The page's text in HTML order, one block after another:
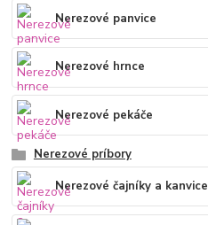
Nerezové panvice
Nerezové hrnce
Nerezové pekáče
Nerezové príbory
Nerezové čajníky a kanvice